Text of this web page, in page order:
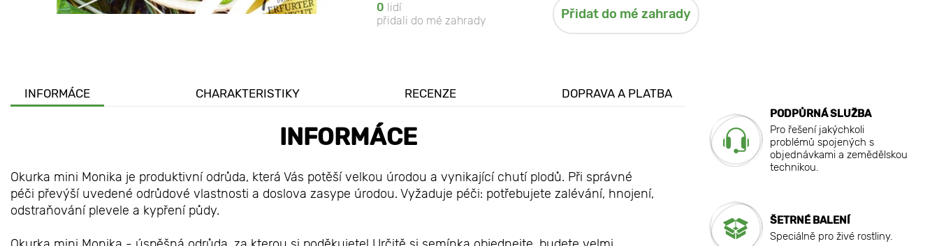
0 lidí
přidali do mé zahrady
Přidat do mé zahrady
INFORMÁCE CHARAKTERISTIKY RECENZE DOPRAVA A PLATBA
INFORMÁCE
Okurka mini Monika je produktivní odrůda, která Vás potěší velkou úrodou a vynikající chutí plodů. Při správné
péči převýší uvedené odrůdové vlastnosti a doslova zasype úrodou. Vyžaduje péči: potřebujete zalévání, hnojení,
odstraňování plevele a kypření půdy.
PODPŮRNÁ SLUŽBA
Pro řešení jakýchkoli
problémů spojených s
objednávkami a zemědělskou
technikou.
ŠETRNÉ BALENÍ
Speciálně pro živé rostliny.